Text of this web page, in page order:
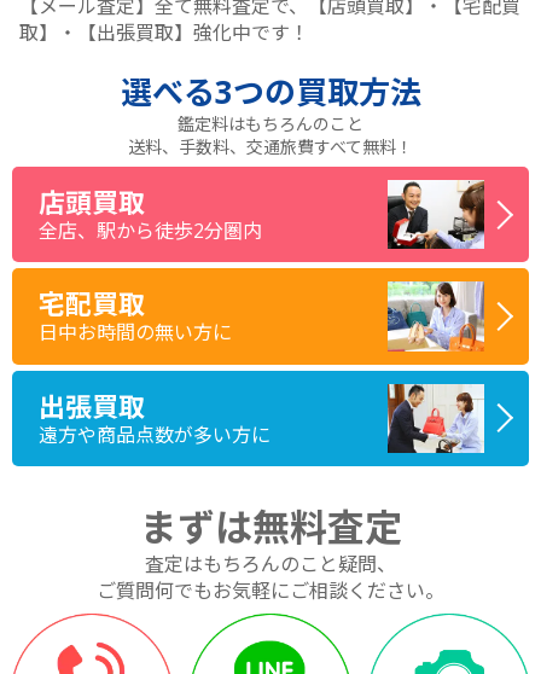
【メール査定】全て無料査定で、【店頭買取】・【宅配買
取】・【出張買取】強化中です！
選べる3つの買取方法
鑑定料はもちろんのこと
送料、手数料、交通旅費すべて無料！
店頭買取
全店、駅から徒歩2分圏内
宅配買取
日中お時間の無い方に
出張買取
遠方や商品点数が多い方に
まずは無料査定
査定はもちろんのこと疑問、
ご質問何でもお気軽にご相談ください。